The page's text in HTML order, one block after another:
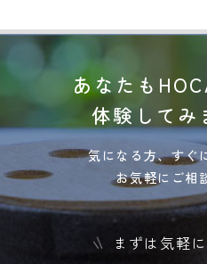
あなたも
体験してみ
気になる方、すぐ
お気軽にご相
まずは気軽